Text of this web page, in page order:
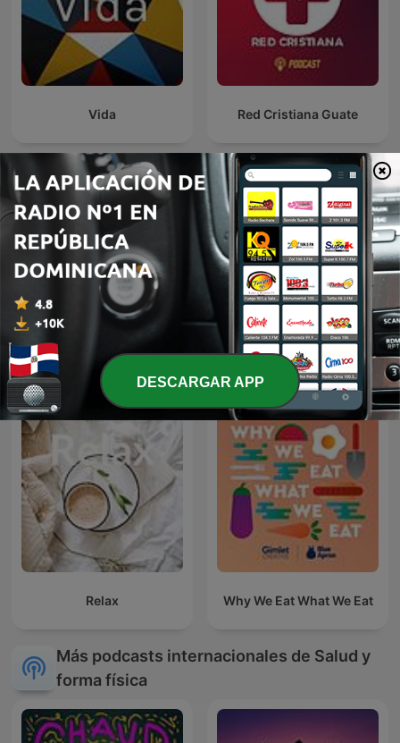
Vida Red Cristiana Guate
EL DEPORTE Viva Tropical
Relax Why We Eat What We Eat
Más podcasts internacionales de Salud y
forma física
DESCARGAR APP